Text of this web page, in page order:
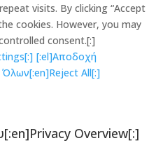
visits. By clicking “Accept
cookies. However, you may
consent.[:]
[:el]Αποδοχή
All[:]
Overview[:]